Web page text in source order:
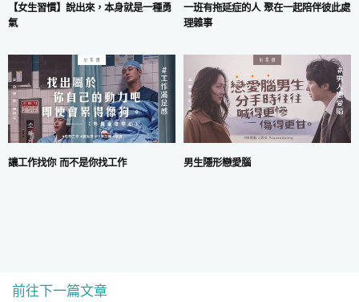
【女生習慣】說出來，本身就是一種勇
氣
一班有拖延症的人 聚在一起陪伴彼此處
理雜事
讓工作找你 而不是你找工作 男生隱形戀愛腦
前往下一篇文章